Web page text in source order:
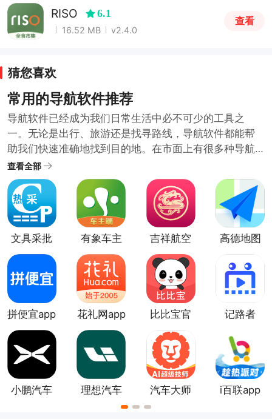
RISO 6.1
16.52 MB v2.4.0
查看
猜您喜欢
常用的导航软件推荐
导航软件已经成为我们日常生活中必不可少的工具之
一。无论是出行、旅游还是找寻路线，导航软件都能帮
助我们快速准确地找到目的地。在市面上有很多种导航
软件，但是哪些才是真正常用的呢？以下是一些常用的
手机导航软件推荐。
查看全部
文具采批 有象车主
吉祥航空
app
高德地图
拼便宜app 花礼网app
比比宝官
方版
记路者
小鹏汽车
理想汽车
汽车大师
i百联app